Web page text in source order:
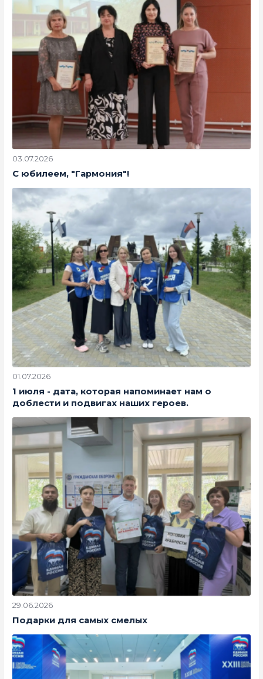
03.07.2026
С юбилеем, "Гармония"!
01.07.2026
1 июля - дата, которая напоминает нам о
доблести и подвигах наших героев.
29.06.2026
Подарки для самых смелых